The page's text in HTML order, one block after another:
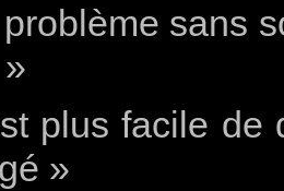
sans
plus facile de
»